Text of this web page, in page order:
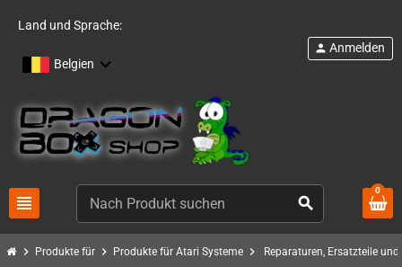
Land und Sprache:
Belgien
view_headline search
person Anmelden
0
chevron_right Produkte für chevron_right Produkte für Atari Systeme chevron_right Reparaturen, Ersatzteile